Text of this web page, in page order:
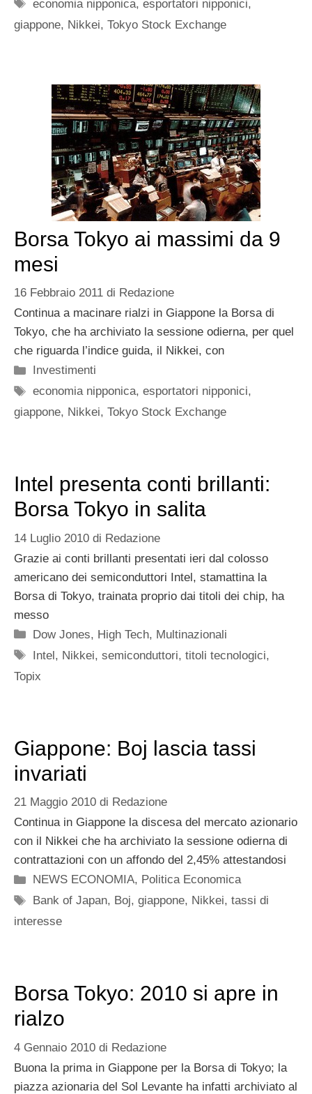
economia nipponica,esportatori nipponici,
giappone, Nikkei, Tokyo Stock Exchange
Borsa Tokyo ai massimi da 9
mesi
16 Febbraio 2011 di Redazione
Continua a macinare rialzi in Giappone la Borsa di
Tokyo, che ha archiviato la sessione odierna, per quel
che riguarda l’indice guida, il Nikkei, con
Categorie
Investimenti
Tag
economia nipponica,esportatori nipponici,
giappone, Nikkei, Tokyo Stock Exchange
Intel presenta conti brillanti:
Borsa Tokyo in salita
14 Luglio 2010 di Redazione
Grazie ai conti brillanti presentati ieri dal colosso
americano dei semiconduttori Intel, stamattina la
Borsa di Tokyo, trainata proprio dai titoli dei chip, ha
messo
Categorie
Dow Jones, High Tech, Multinazionali
Tag
Intel, Nikkei,semiconduttori,titoli tecnologici,
Topix
Giappone: Boj lascia tassi
invariati
21 Maggio 2010 di Redazione
Continua in Giappone la discesa del mercato azionario
con il Nikkei che ha archiviato la sessione odierna di
contrattazioni con un affondo del 2,45% attestandosi
Categorie
NEWS ECONOMIA, Politica Economica
Tag
Bank of Japan, Boj,giappone, Nikkei,tassi di
interesse
Borsa Tokyo: 2010 si apre in
rialzo
4 Gennaio 2010 di Redazione
Buona la prima in Giappone per la Borsa di Tokyo; la
piazza azionaria del Sol Levante ha infatti archiviato al